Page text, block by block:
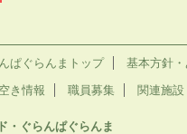
ぱぐらんまトップ
基本方針
空き情報 職員募集 関連施設
ぐらんぱぐらんま